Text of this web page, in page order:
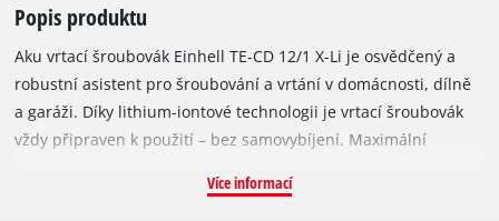
Popis produktu
Aku vrtací šroubovák Einhell TE-CD 12/1 X-Li je osvědčený a
robustní asistent pro šroubování a vrtání v domácnosti, dílně
a garáži. Díky lithium-iontové technologii je vrtací šroubovák
vždy připraven k použití – bez samovybíjení. Maximální
Dvoustupňová převodovka poskytuje vrtacímu šroubováku
Více informací